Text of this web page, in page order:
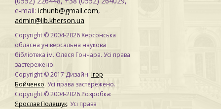
e-mail: ichunb@gmail.com,
admin@lib.kherson.ua
Copyright © 2004-2026 Херсонська
обласна універсальна наукова
бібліотека ім. Олеся Гончара. Усі права
застережено.
Copyright © 2017 Дизайн: Ігор
Бойченко. Усі права застережено.
Copyright © 2004-2026 Розробка:
Ярослав Полещук. Усі права